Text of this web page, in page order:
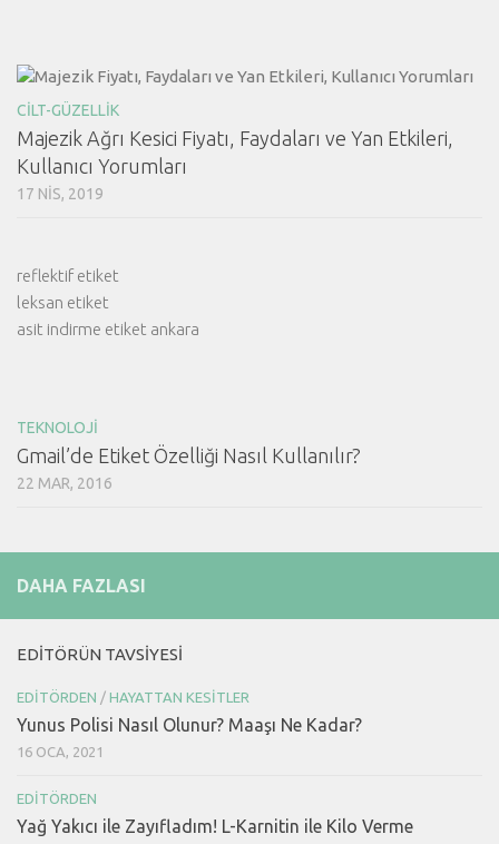
CILT-GÜZELLIK
Majezik Ağrı Kesici Fiyatı, Faydaları ve Yan Etkileri,
Kullanıcı Yorumları
17 NIS, 2019
reflektif etiket
leksan etiket
asit indirme etiket ankara
TEKNOLOJI
Gmail’de Etiket Özelliği Nasıl Kullanılır?
22 MAR, 2016
DAHA FAZLASI
EDITÖRÜN TAVSIYESI
EDITÖRDEN / HAYATTAN KESITLER
Yunus Polisi Nasıl Olunur? Maaşı Ne Kadar?
16 OCA, 2021
EDITÖRDEN
Yağ Yakıcı ile Zayıfladım! L-Karnitin ile Kilo Verme